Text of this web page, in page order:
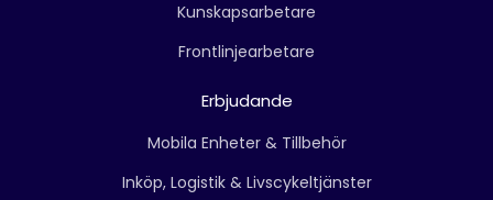
Kunskapsarbetare
Frontlinjearbetare
Erbjudande
Mobila Enheter & Tillbehör
Inköp, Logistik & Livscykeltjänster